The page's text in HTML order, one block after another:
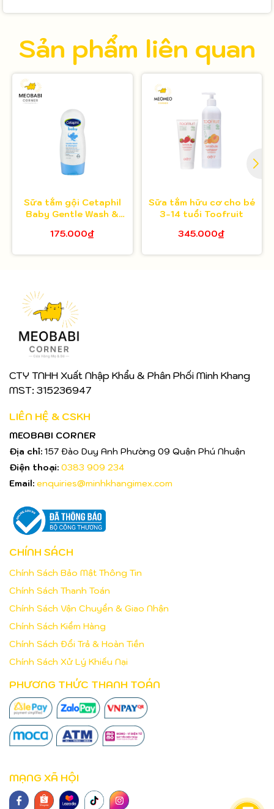
Sản phẩm liên quan
Sữa tắm gội Cetaphil
Baby Gentle Wash &
175.000₫
Sữa tắm hữu cơ cho bé
3-14 tuổi Toofruit
345.000₫
CTY TNHH Xuất Nhập Khẩu & Phân Phối Minh Khang
MST: 315236947
LIÊN HỆ & CSKH
MEOBABI CORNER
Địa chỉ: 157 Đào Duy Anh Phường 09 Quận Phú Nhuận
Điện thoại: 0383 909 234
Email: enquiries@minhkhangimex.com
CHÍNH SÁCH
Chính Sách Bảo Mật Thông Tin
Chính Sách Thanh Toán
Chính Sách Vận Chuyển & Giao Nhận
Chính Sách Kiểm Hàng
Chính Sách Đổi Trả & Hoàn Tiền
Chính Sách Xử Lý Khiếu Nại
PHƯƠNG THỨC THANH TOÁN
MẠNG XÃ HỘI